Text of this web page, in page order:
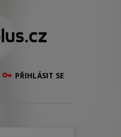
PŘIHLÁSIT SE